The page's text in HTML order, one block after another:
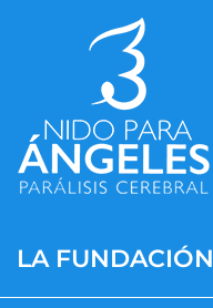
LA FUNDACIÓN